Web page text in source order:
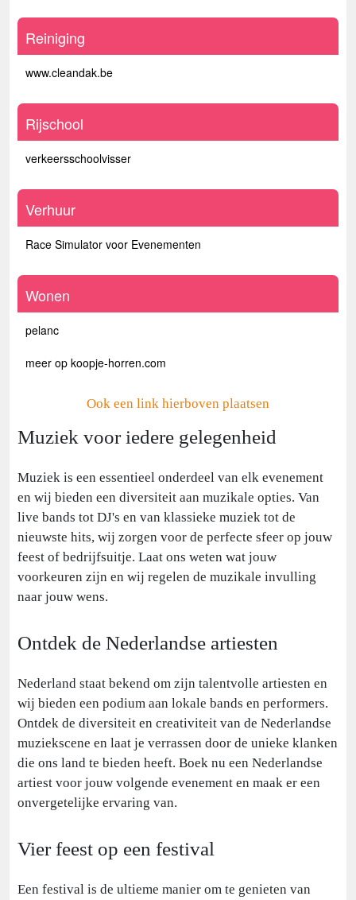
Reiniging
www.cleandak.be
Rijschool
verkeersschoolvisser
Verhuur
Race Simulator voor Evenementen
Wonen
pelanc
meer op koopje-horren.com
Ook een link hierboven plaatsen
Muziek voor iedere gelegenheid
Muziek is een essentieel onderdeel van elk evenement
en wij bieden een diversiteit aan muzikale opties. Van
live bands tot DJ's en van klassieke muziek tot de
nieuwste hits, wij zorgen voor de perfecte sfeer op jouw
feest of bedrijfsuitje. Laat ons weten wat jouw
voorkeuren zijn en wij regelen de muzikale invulling
naar jouw wens.
Ontdek de Nederlandse artiesten
Nederland staat bekend om zijn talentvolle artiesten en
wij bieden een podium aan lokale bands en performers.
Ontdek de diversiteit en creativiteit van de Nederlandse
muziekscene en laat je verrassen door de unieke klanken
die ons land te bieden heeft. Boek nu een Nederlandse
artiest voor jouw volgende evenement en maak er een
onvergetelijke ervaring van.
Vier feest op een festival
Een festival is de ultieme manier om te genieten van